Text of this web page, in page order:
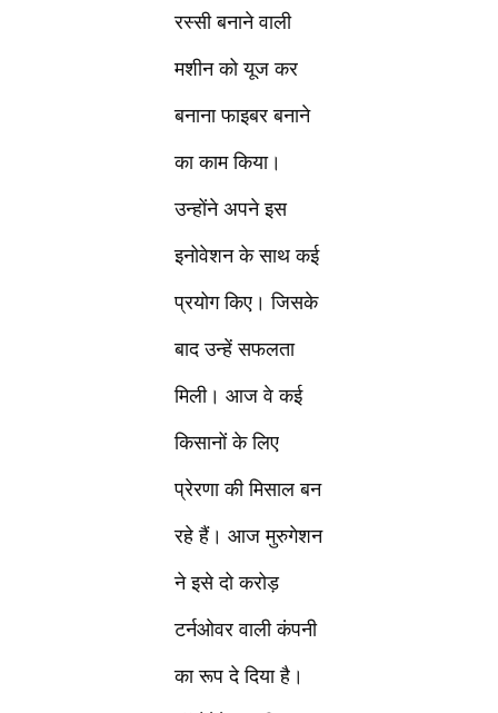
रस्सी बनाने वाली
मशीन को यूज कर
बनाना फाइबर बनाने
का काम किया।
उन्होंने अपने इस
इनोवेशन के साथ कई
प्रयोग किए। जिसके
बाद उन्हें सफलता
मिली। आज वे कई
किसानों के लिए
प्रेरणा की मिसाल बन
रहे हैं। आज मुरुगेशन
ने इसे दो करोड़
टर्नओवर वाली कंपनी
का रूप दे दिया है।